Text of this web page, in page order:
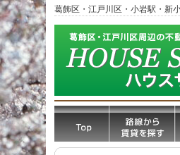
葛飾区・江戸川区・小岩駅・新